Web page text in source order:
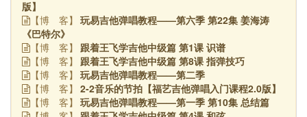
版】
【博 客】
玩易吉他弹唱教程——第六季 第22集 姜海涛
《巴特尔》
【博 客】 跟着王飞学吉他中级篇 第1课 识谱
【博 客】 跟着王飞学吉他中级篇 第8课 指弹技巧
【博 客】 玩易吉他弹唱教程——第二季
【博 客】 2-2音乐的节拍【福艺吉他弹唱入门课程2.0版】
【博 客】 玩易吉他弹唱教程——第一季 第10集 总结篇